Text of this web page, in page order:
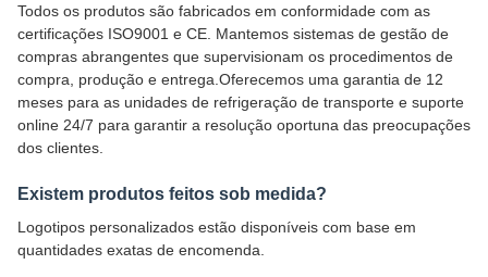
Todos os produtos são fabricados em conformidade com as
certificações ISO9001 e CE. Mantemos sistemas de gestão de
compras abrangentes que supervisionam os procedimentos de
compra, produção e entrega.Oferecemos uma garantia de 12
meses para as unidades de refrigeração de transporte e suporte
online 24/7 para garantir a resolução oportuna das preocupações
dos clientes.
Existem produtos feitos sob medida?
Logotipos personalizados estão disponíveis com base em
quantidades exatas de encomenda.